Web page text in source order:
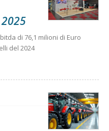
di 76,1 milioni di Euro
del 2024